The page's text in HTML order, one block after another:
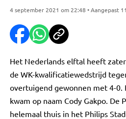
4 september 2021 om 22:48 • Aangepast
Het Nederlands elftal heeft
de WK-kwalificatiewedstrijd
overtuigend gewonnen met 4-0.
kwam op naam Cody Gakpo. De
helemaal thuis in het Philips